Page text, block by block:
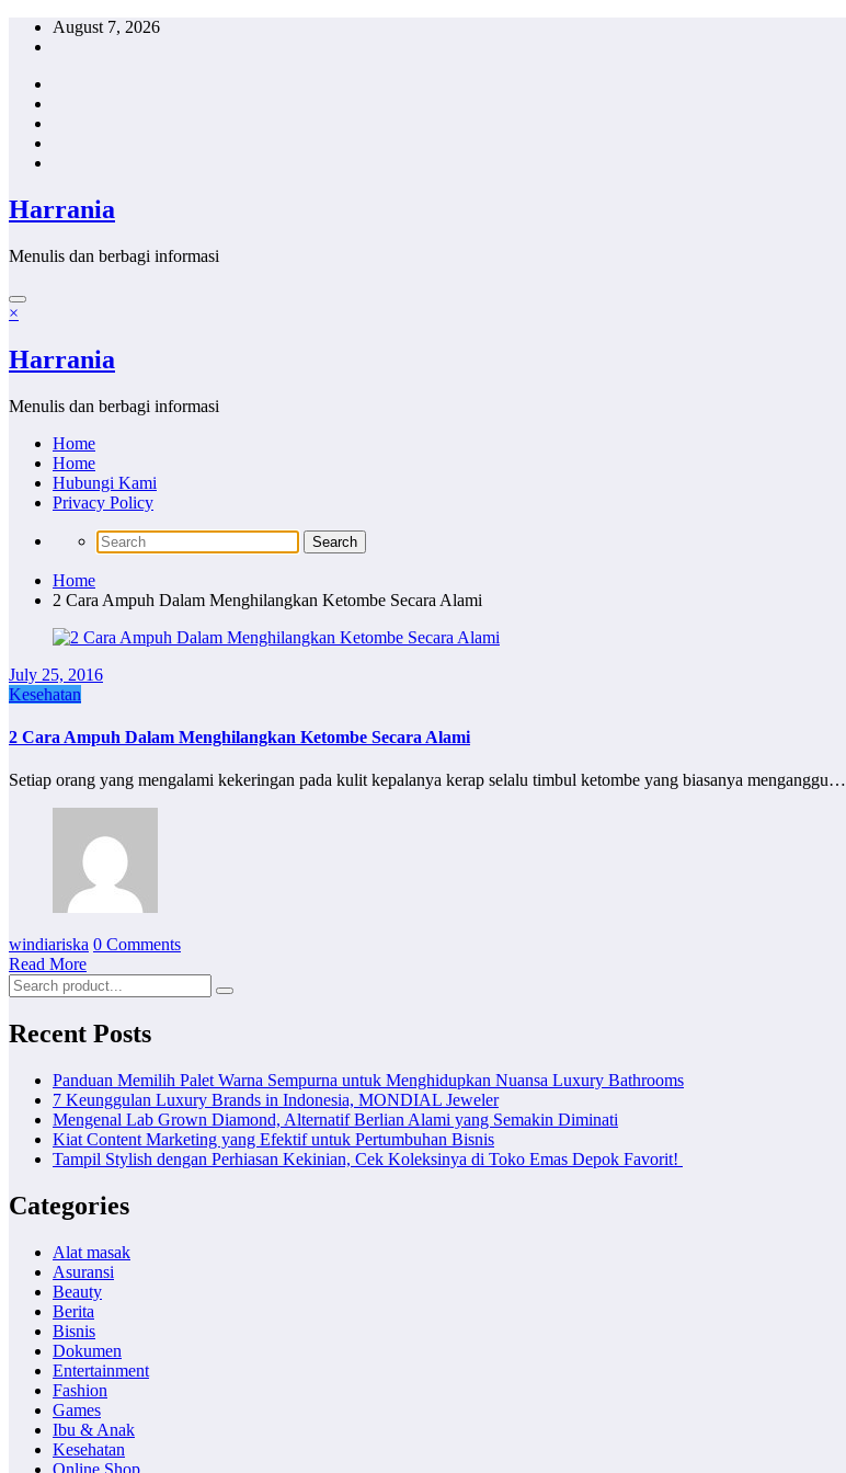
Skip
August 7, 2026
Harrania
Menulis dan berbagi informasi
×
Harrania
Menulis dan berbagi informasi
Home
Home
Hubungi Kami
Privacy Policy
Home
2 Cara Ampuh Dalam Menghilangkan Ketombe Secara Alami
July 25, 2016
Kesehatan
2 Cara Ampuh Dalam Menghilangkan Ketombe Secara Alami
Setiap orang yang mengalami kekeringan pada kulit kepalanya kerap selalu timbul ketombe yang biasanya menganggu…
windiariska 0 Comments
Read More
Recent Posts
Panduan Memilih Palet Warna Sempurna untuk Menghidupkan Nuansa Luxury Bathrooms
7 Keunggulan Luxury Brands in Indonesia, MONDIAL Jeweler
Mengenal Lab Grown Diamond, Alternatif Berlian Alami yang Semakin Diminati
Kiat Content Marketing yang Efektif untuk Pertumbuhan Bisnis
Tampil Stylish dengan Perhiasan Kekinian, Cek Koleksinya di Toko Emas Depok Favorit!
Categories
Alat masak
Asuransi
Beauty
Berita
Bisnis
Dokumen
Entertainment
Fashion
Games
Ibu & Anak
Kesehatan
Online Shop